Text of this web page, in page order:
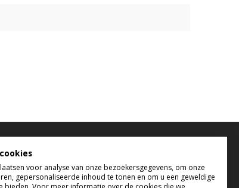
bereikbaar
9:00 uur en 17:00 uur
uur en 12:00 uur
voor analyse van onze bezoekersgegevens, om onze
gepersonaliseerde inhoud te tonen en om u een geweldige